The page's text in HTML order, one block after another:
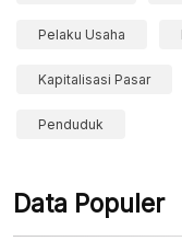
Pelaku Usaha
Kapitalisasi Pasar
Penduduk
Data Populer